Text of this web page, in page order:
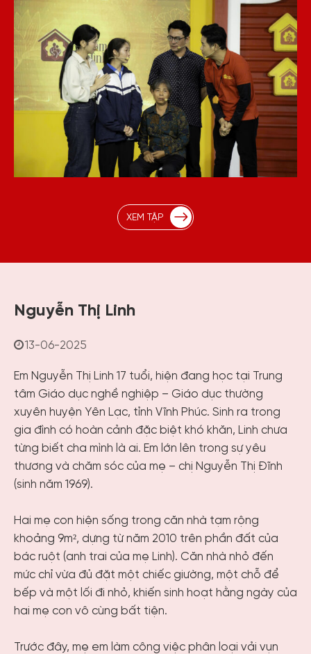
XEM TẬP
Nguyễn Thị Linh
13-06-2025
Em Nguyễn Thị Linh 17 tuổi, hiện đang học tại Trung
tâm Giáo dục nghề nghiệp – Giáo dục thường
xuyên huyện Yên Lạc, tỉnh Vĩnh Phúc. Sinh ra trong
gia đình có hoàn cảnh đặc biệt khó khăn, Linh chưa
từng biết cha mình là ai. Em lớn lên trong sự yêu
thương và chăm sóc của mẹ – chị Nguyễn Thị Đĩnh
(sinh năm 1969).
Hai mẹ con hiện sống trong căn nhà tạm rộng
khoảng 9m², dựng từ năm 2010 trên phần đất của
bác ruột (anh trai của mẹ Linh). Căn nhà nhỏ đến
mức chỉ vừa đủ đặt một chiếc giường, một chỗ để
bếp và một lối đi nhỏ, khiến sinh hoạt hằng ngày của
hai mẹ con vô cùng bất tiện.
Trước đây, mẹ em làm công việc phân loại vải vụn